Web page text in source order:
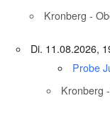
Kronberg -
Di. 11.08.2026,
Probe
Kronberg